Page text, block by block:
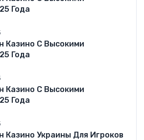
Года
Казино С Высокими
Года
Казино С Высокими
Года
Казино Украины Для Игроков